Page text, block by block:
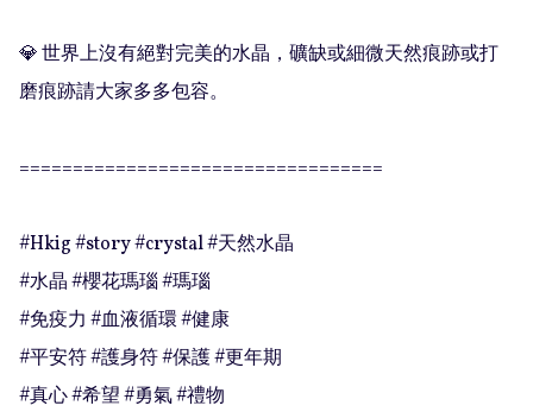
💎 世界上沒有絕對完美的水晶，礦缺或細微天然痕跡或打
磨痕跡請大家多多包容。
==================================
#Hkig #story #crystal #天然水晶
#水晶 #櫻花瑪瑙 #瑪瑙
#免疫力 #血液循環 #健康
#平安符 #護身符 #保護 #更年期
#真心 #希望 #勇氣 #禮物